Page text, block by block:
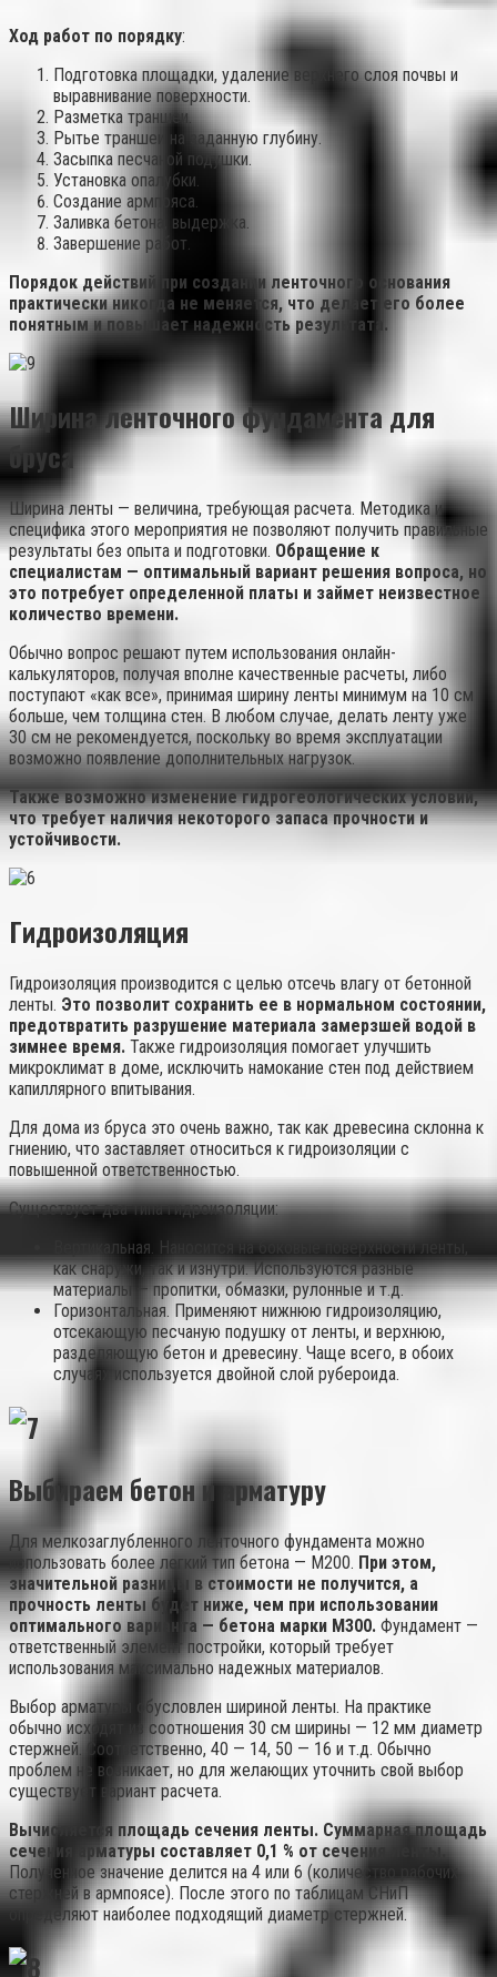
Ход работ по порядку:
Подготовка площадки, удаление верхнего слоя почвы и
выравнивание поверхности.
Разметка траншеи.
Рытье траншеи на заданную глубину.
Засыпка песчаной подушки.
Установка опалубки.
Создание армпояса.
Заливка бетона, выдержка.
Завершение работ.
Порядок действий при создании ленточного основания
практически никогда не меняется, что делает его более
понятным и повышает надежность результата.
Ширина ленточного фундамента для
бруса
Ширина ленты — величина, требующая расчета. Методика и
специфика этого мероприятия не позволяют получить правильные
результаты без опыта и подготовки. Обращение к
специалистам — оптимальный вариант решения вопроса, но
это потребует определенной платы и займет неизвестное
количество времени.
Обычно вопрос решают путем использования онлайн-
калькуляторов, получая вполне качественные расчеты, либо
поступают «как все», принимая ширину ленты минимум на 10 см
больше, чем толщина стен. В любом случае, делать ленту уже
30 см не рекомендуется, поскольку во время эксплуатации
возможно появление дополнительных нагрузок.
Также возможно изменение гидрогеологических условий,
что требует наличия некоторого запаса прочности и
устойчивости.
Гидроизоляция
Гидроизоляция производится с целью отсечь влагу от бетонной
ленты. Это позволит сохранить ее в нормальном состоянии,
предотвратить разрушение материала замерзшей водой в
зимнее время. Также гидроизоляция помогает улучшить
микроклимат в доме, исключить намокание стен под действием
капиллярного впитывания.
Для дома из бруса это очень важно, так как древесина склонна к
гниению, что заставляет относиться к гидроизоляции с
повышенной ответственностью.
Существует два типа гидроизоляции:
Вертикальная. Наносится на боковые поверхности ленты,
как снаружи, так и изнутри. Используются разные
материалы — пропитки, обмазки, рулонные и т.д.
Горизонтальная. Применяют нижнюю гидроизоляцию,
отсекающую песчаную подушку от ленты, и верхнюю,
разделяющую бетон и древесину. Чаще всего, в обоих
случаях используется двойной слой рубероида.
Выбираем бетон и арматуру
Для мелкозаглубленного ленточного фундамента можно
использовать более легкий тип бетона — М200. При этом,
значительной разницы в стоимости не получится, а
прочность ленты будет ниже, чем при использовании
оптимального варианта — бетона марки М300. Фундамент —
ответственный элемент постройки, который требует
использования максимально надежных материалов.
Выбор арматуры обусловлен шириной ленты. На практике
обычно исходят из соотношения 30 см ширины — 12 мм диаметр
стержней. Соответственно, 40 — 14, 50 — 16 и т.д. Обычно
проблем не возникает, но для желающих уточнить свой выбор
существует вариант расчета.
Вычисляется площадь сечения ленты. Суммарная площадь
сечения арматуры составляет 0,1 % от сечения ленты.
Полученное значение делится на 4 или 6 (количество рабочих
стержней в армпоясе). После этого по таблицам СНиП
определяют наиболее подходящий диаметр стержней.